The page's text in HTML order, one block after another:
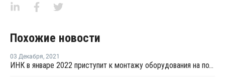
Похожие новости
03 Декабря, 2021
ИНК в январе 2022 приступит к монтажу оборудования на подстанции 220 кВ "Полимер" в Усть-Куте